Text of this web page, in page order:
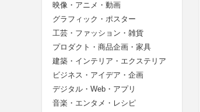
映像・アニメ・動画
グラフィック・ポスター
工芸・ファッション・雑貨
プロダクト・商品企画・家具
建築・インテリア・エクステリア
ビジネス・アイデア・企画
デジタル・Web・アプリ
音楽・エンタメ・レシピ